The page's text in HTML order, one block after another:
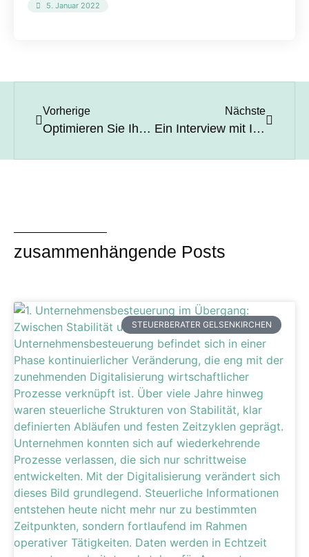
5. Januar 2022
Vorherige
Optimieren Sie Ihre Steuern als Freiberufler mit einem Steuerberater in Gelsenkirchen
Nächste
Ein Interview mit Ihrem Dortmunder Steuerberater: Insider-Tipps und Ratschläge
zusammenhängende Posts
STEUERBERATER GELSENKIRCHEN